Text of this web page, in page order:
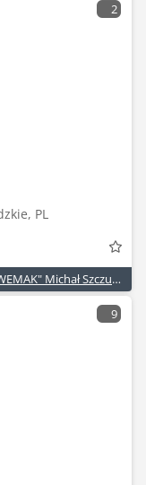
2
PL
Zakład Produkcyjno-Handlowo-Usługowy "AWEMAK" Michał Szczuraszek
9